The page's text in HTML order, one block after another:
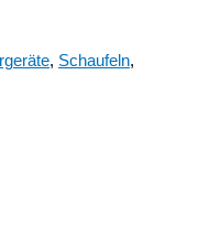
, Schaufeln,